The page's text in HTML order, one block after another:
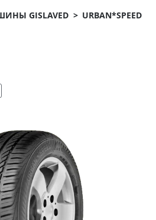
GISLAVED URBAN*SPEED